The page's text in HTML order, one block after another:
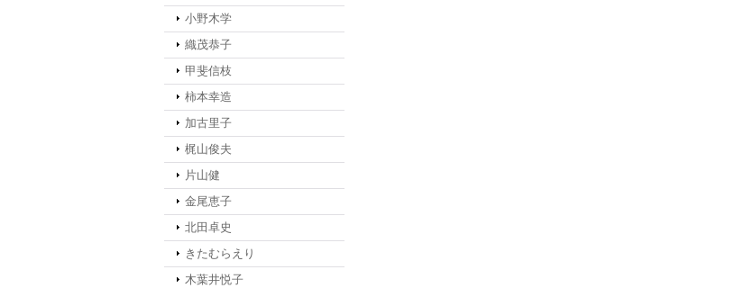
小野木学
織茂恭子
甲斐信枝
柿本幸造
加古里子
梶山俊夫
片山健
金尾恵子
北田卓史
きたむらえり
木葉井悦子